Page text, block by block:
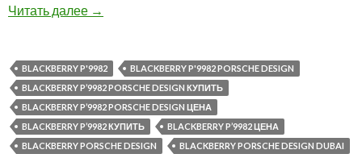
Читать далее Презентация BlackBerry P’9982 Porsche
→
BLACKBERRY P'9982
BLACKBERRY P'9982 PORSCHE DESIGN
BLACKBERRY P’9982 PORSCHE DESIGN КУПИТЬ
BLACKBERRY P’9982 PORSCHE DESIGN ЦЕНА
BLACKBERRY P’9982 КУПИТЬ
BLACKBERRY P’9982 ЦЕНА
BLACKBERRY PORSCHE DESIGN
BLACKBERRY PORSCHE DESIGN DUBAI